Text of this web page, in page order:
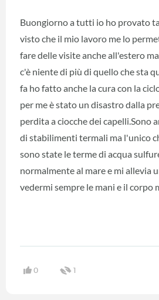
Buongiorno a tutti io ho provato
visto che il mio lavoro me lo
fare delle visite anche all'estero
c'è niente di più di quello che sta
fa ho fatto anche la cura con la
per me è stato un disastro dalla
perdita a ciocche dei capelli.Sono
di stabilimenti termali ma l'unico
sono state le terme di acqua
normalmente al mare e mi allevia
vedermi sempre le mani e il corpo
0 1